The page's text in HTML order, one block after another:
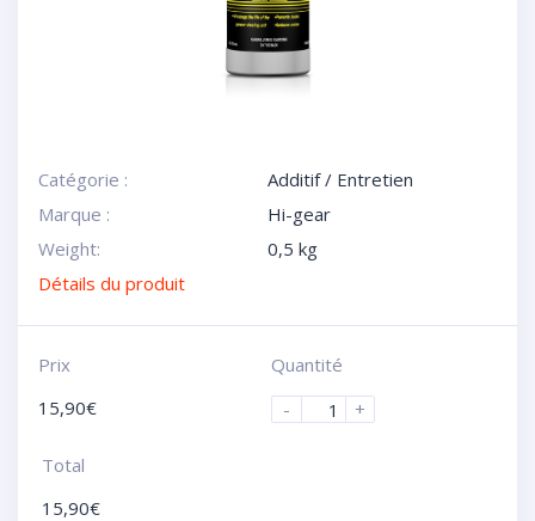
Catégorie :
Additif / Entretien
Marque :
Hi-gear
Weight:
0,5 kg
Détails du produit
Prix
15,90€
Quantité
-
+
Total
15,90€